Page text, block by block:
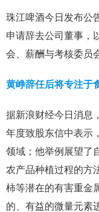
珠江啤酒今日发布公
申请辞去公司董事，
会、薪酬与考核委员
黄峥辞任后将专注于
据新浪财经今日消息
年度致股东信中表示
领域；他举例展望
农产品种植过程的方
柿等潜在的有害重金
的、有益的微量元素